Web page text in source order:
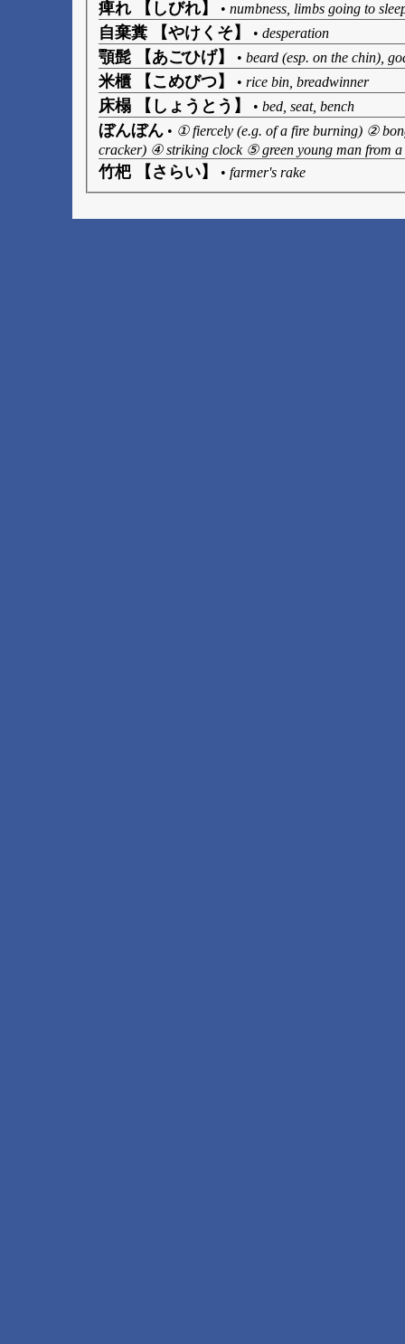
痺れ 【しびれ】 • numbness, limbs going to
自棄糞 【やけくそ】 • desperation
顎髭 【あごひげ】 • beard (esp. on the chin),
米櫃 【こめびつ】 • rice bin, breadwinner
床榻 【しょうとう】 • bed, seat, bench
ぼんぼん • ① fiercely (e.g. of a fire burning) ②
cracker) ④ striking clock ⑤ green young man from
竹杷 【さらい】 • farmer's rake